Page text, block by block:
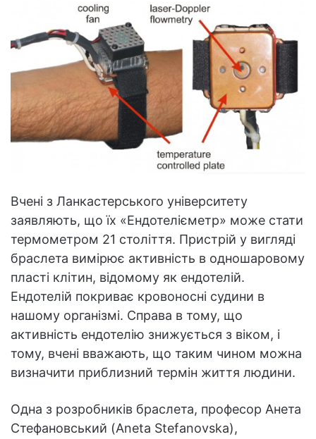
Вчені з Ланкастерського університету
заявляють, що їх «Ендотелієметр» може стати
термометром 21 століття. Пристрій у вигляді
браслета вимірює активність в одношаровому
пласті клітин, відомому як ендотелій.
Ендотелій покриває кровоносні судини в
нашому організмі. Справа в тому, що
активність ендотелію знижується з віком, і
тому, вчені вважають, що таким чином можна
визначити приблизний термін життя людини.
Одна з розробників браслета, професор Анета
Стефановський (Aneta Stefanovska),